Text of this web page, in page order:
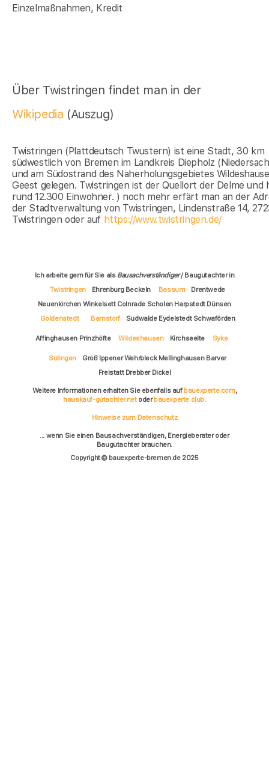
Einzelmaßnahmen, Kredit
Über Twistringen findet man in der
Wikipedia (Auszug)
Twistringen (Plattdeutsch Twustern) ist eine Stadt, 30 km
südwestlich von Bremen im Landkreis Diepholz
und am Südostrand des Naherholungsgebietes
Geest gelegen. Twistringen ist der Quellort der Delme und
rund 12.300 Einwohner. ) noch mehr erfärt man an der
der Stadtverwaltung von Twistringen, Lindenstraße 14,
Twistringen oder auf https://www.twistringen.de/
Ich arbeite gern für Sie als Bausachverständiger/ Baugutachter in
Twistringen
Ehrenburg Beckeln Bassum
Drentwede
Neuenkirchen Winkelsett Colnrade Scholen Harpstedt Dünsen
Goldenstedt
Barnstorf Sudwalde Eydelstedt Schwaförden
Affinghausen Prinzhöfte Wildeshausen Kirchseelte Syke
Sulingen
Groß Ippener Wehrbleck Mellinghausen Barver
Freistatt Drebber Dickel
Weitere Informationen erhalten Sie ebenfalls auf bauexperte.com,
hauskauf-gutachter.netoderbauexperte.club.
Hinweise zum Datenschutz
... wenn Sie einen Bausachverständigen, Energieberater oder
Baugutachter brauchen.
Copyright © bauexperte-bremen.de 2025